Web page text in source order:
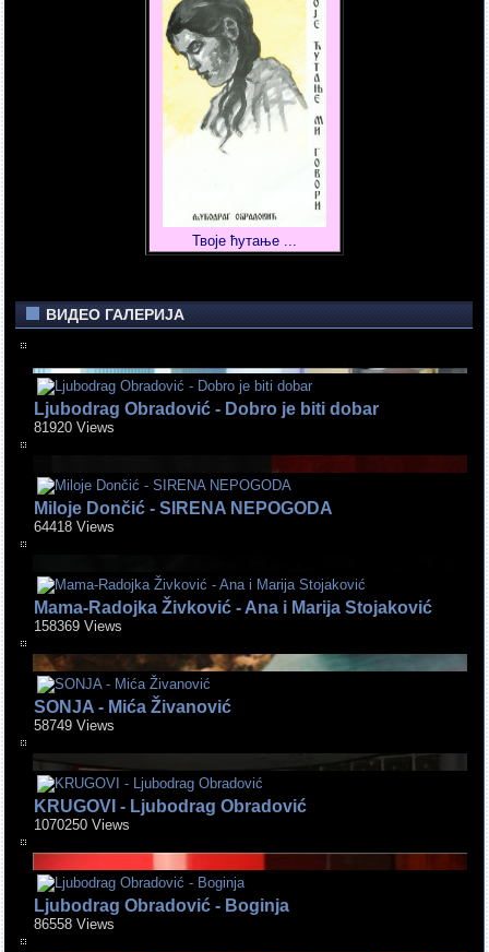
Твоје ћутање ...
ВИДЕО ГАЛЕРИЈА
Ljubodrag Obradović - Dobro je biti dobar
81920 Views
Miloje Dončić - SIRENA NEPOGODA
64418 Views
Mama-Radojka Živković - Ana i Marija Stojaković
158369 Views
SONJA - Mića Živanović
58749 Views
KRUGOVI - Ljubodrag Obradović
1070250 Views
Ljubodrag Obradović - Boginja
86558 Views